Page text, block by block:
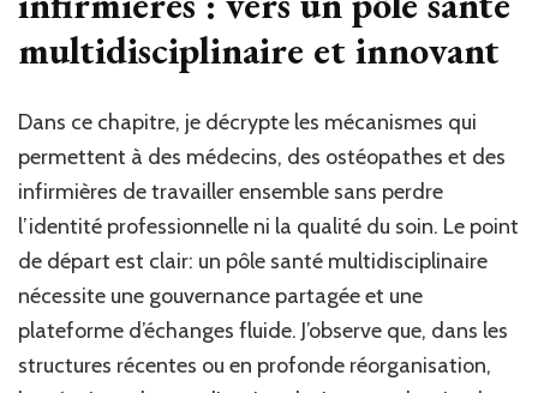
multidisciplinaire et innovant
Dans ce chapitre, je décrypte les mécanismes qui
permettent à des médecins, des ostéopathes et des
infirmières de travailler ensemble sans perdre
l’identité professionnelle ni la qualité du soin. Le point
de départ est clair: un pôle santé multidisciplinaire
nécessite une gouvernance partagée et une
plateforme d’échanges fluide. J’observe que, dans les
structures récentes ou en profonde réorganisation,